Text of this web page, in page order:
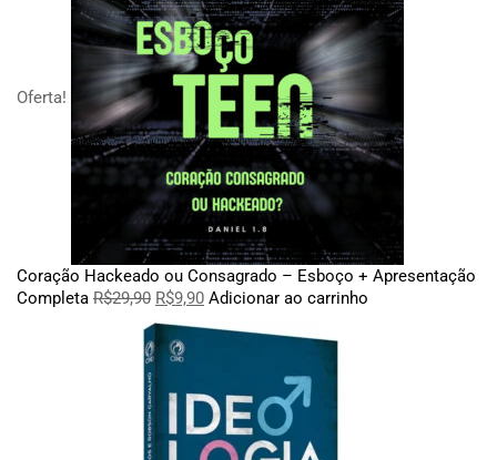
Oferta!
Coração Hackeado ou Consagrado – Esboço + Apresentação
Completa R$29,90 R$9,90 Adicionar ao carrinho